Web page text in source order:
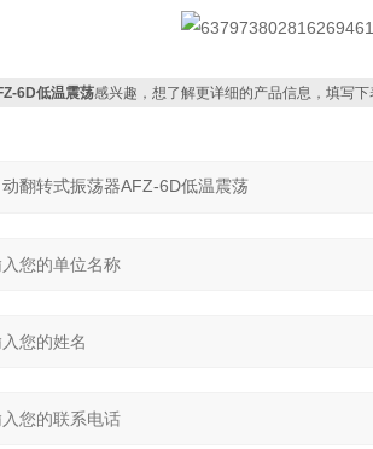
6D低温震荡感兴趣，想了解更详细的产品信息，填写下